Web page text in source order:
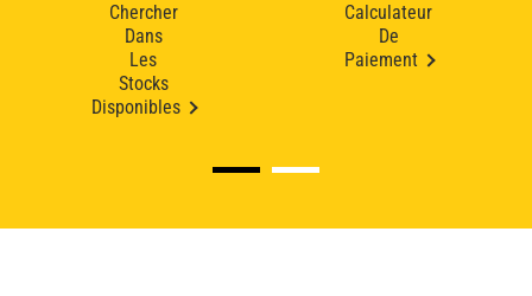
Chercher
Dans
Les
Stocks
Disponibles
Calculateur
De
Paiement